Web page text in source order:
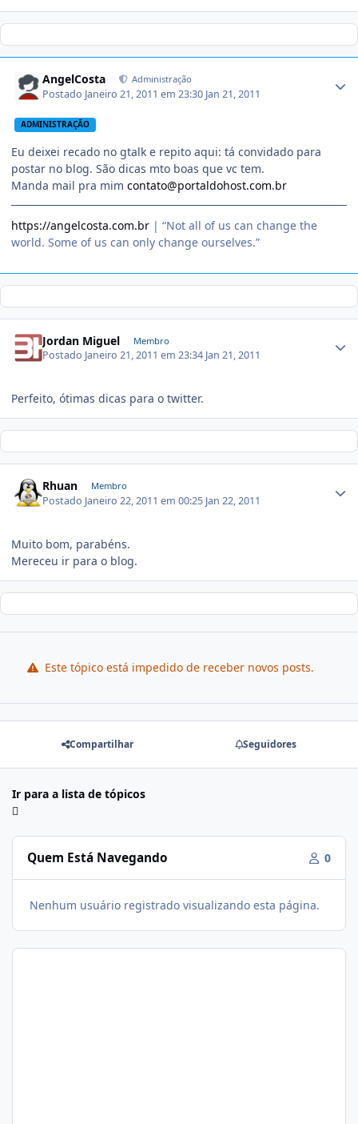
AngelCosta Administração
Postado Janeiro 21, 2011 em 23:30 Jan 21, 2011
ADMINISTRAÇÃO
Eu deixei recado no gtalk e repito aqui: tá convidado para
postar no blog. São dicas mto boas que vc tem.
Manda mail pra mim contato@portaldohost.com.br
https://angelcosta.com.br | “Not all of us can change the
world. Some of us can only change ourselves.”
Jordan Miguel Membro
Postado Janeiro 21, 2011 em 23:34 Jan 21, 2011
Perfeito, ótimas dicas para o twitter.
Rhuan Membro
Postado Janeiro 22, 2011 em 00:25 Jan 22, 2011
Muito bom, parabéns.
Mereceu ir para o blog.
Este tópico está impedido de receber novos posts.
Compartilhar Seguidores
Ir para a lista de tópicos
Quem Está Navegando 0
Nenhum usuário registrado visualizando esta página.